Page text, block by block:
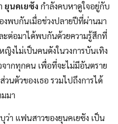
ยุนคเยซัง กำลังคบหาดูใจอยู่กับ
งพบกันเมื่อช่วงปลายปีที่ผ่านมา
ะต่อมาได้พบกันด้วยความรู้สึกที่
ญิงไม่เป็นคนดังในวงการบันเทิง
จากทุกคน เพื่อที่จะไม่มีอันตราย
นตัวของเธอ รวมไปถึงการได้
มา
ว่า แฟนสาวของยุนคเยซัง เป็น